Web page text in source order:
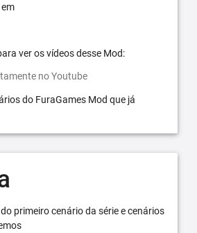
ver os vídeos desse Mod:
no Youtube
do FuraGames Mod que já
primeiro cenário da série e cenários